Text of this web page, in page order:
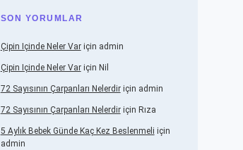
SON YORUMLAR
Çipin Içinde Neler Variçin admin
Çipin Içinde Neler Variçin Nil
72 Sayısının Çarpanları Nelerdiriçin admin
72 Sayısının Çarpanları Nelerdiriçin Rıza
5 Aylık Bebek Günde Kaç Kez Beslenmeli için
admin